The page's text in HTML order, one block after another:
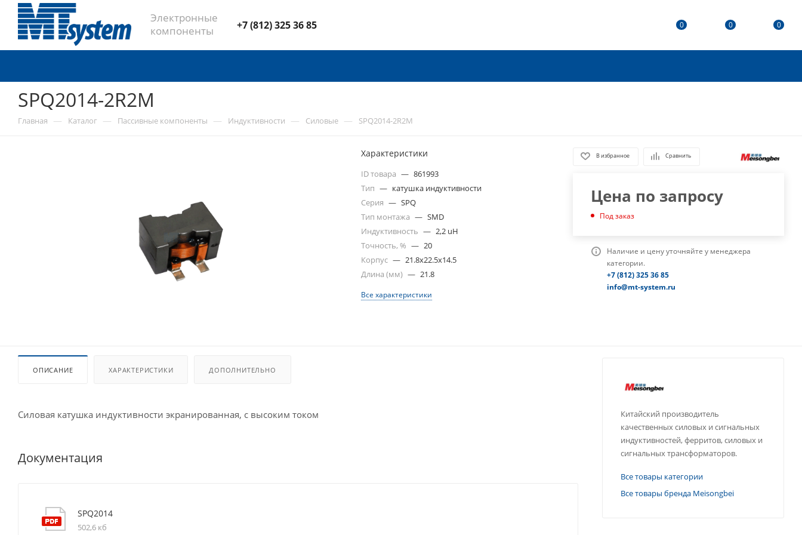
Электронные
компоненты
+7 (812) 325 36 85 0 0 0
SPQ2014-2R2M
Главная — Каталог — Пассивные компоненты — Индуктивности — Силовые — SPQ2014-2R2M
Характеристики
ID товара — 861993
Тип — катушка индуктивности
Серия — SPQ
Тип монтажа — SMD
Индуктивность — 2,2 uH
Точность, % — 20
Корпус — 21.8x22.5x14.5
Длина (мм) — 21.8
Все характеристики
В избранное Сравнить
Цена по запросу
Под заказ
Наличие и цену уточняйте у менеджера
категории.
+7 (812) 325 36 85
info@mt-system.ru
ОПИСАНИЕ ХАРАКТЕРИСТИКИ ДОПОЛНИТЕЛЬНО
Силовая катушка индуктивности экранированная, с высоким током
Документация
SPQ2014
502,6 кб
Китайский производитель
качественных силовых и сигнальных
индуктивностей, ферритов, силовых и
сигнальных трансформаторов.
Все товары категории
Все товары бренда Meisongbei